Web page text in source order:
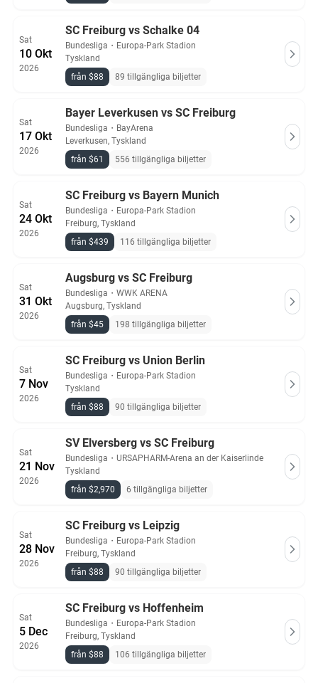
Sat
10 Okt
2026
SC Freiburg vs Schalke 04
Bundesliga ・ Europa-Park Stadion
Tyskland
från $88
89 tillgängliga biljetter
Sat
17 Okt
2026
Bayer Leverkusen vs SC Freiburg
Bundesliga ・ BayArena
Leverkusen, Tyskland
från $61
556 tillgängliga biljetter
Sat
24 Okt
2026
SC Freiburg vs Bayern Munich
Bundesliga ・ Europa-Park Stadion
Freiburg, Tyskland
från $439
116 tillgängliga biljetter
Sat
31 Okt
2026
Augsburg vs SC Freiburg
Bundesliga ・ WWK ARENA
Augsburg, Tyskland
från $45
198 tillgängliga biljetter
Sat
7 Nov
2026
SC Freiburg vs Union Berlin
Bundesliga ・ Europa-Park Stadion
Tyskland
från $88
90 tillgängliga biljetter
Sat
21 Nov
2026
SV Elversberg vs SC Freiburg
Bundesliga ・ URSAPHARM-Arena an der Kaiserlinde
Tyskland
från $2,970
6 tillgängliga biljetter
Sat
28 Nov
2026
SC Freiburg vs Leipzig
Bundesliga ・ Europa-Park Stadion
Freiburg, Tyskland
från $88
90 tillgängliga biljetter
Sat
5 Dec
2026
SC Freiburg vs Hoffenheim
Bundesliga ・ Europa-Park Stadion
Freiburg, Tyskland
från $88
106 tillgängliga biljetter